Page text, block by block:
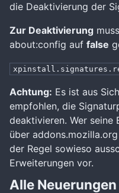
die Deaktivierung der
Zur Deaktivierung
about:config auf false
Achtung: Es ist aus
empfohlen, die
deaktivieren. Wer seine
über
der Regel sowieso
Erweiterungen vor.
Alle